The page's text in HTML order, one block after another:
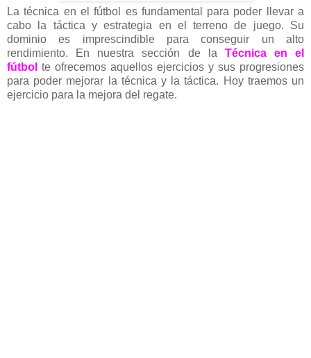
La técnica en el fútbol es fundamental para poder llevar a
cabo la táctica y estrategia en el terreno de juego. Su
dominio es imprescindible para conseguir un alto
rendimiento. En nuestra sección de la Técnica en el
fútbol te ofrecemos aquellos ejercicios y sus progresiones
para poder mejorar la técnica y la táctica. Hoy traemos un
ejercicio para la mejora del regate.